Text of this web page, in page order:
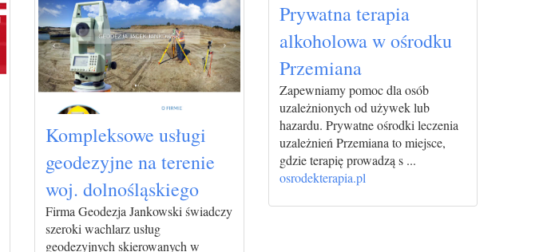
Kompleksowe usługi
geodezyjne na terenie
woj. dolnośląskiego
Firma Geodezja Jankowski świadczy
szeroki wachlarz usług
geodezyjnych skierowanych w
Prywatna terapia
alkoholowa w ośrodku
Przemiana
Zapewniamy pomoc dla osób
uzależnionych od używek lub
hazardu. Prywatne ośrodki leczenia
uzależnień Przemiana to miejsce,
gdzie terapię prowadzą s ...
osrodekterapia.pl